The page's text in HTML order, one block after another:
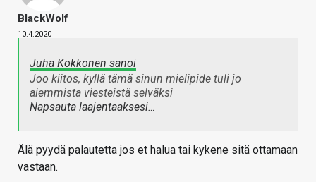
BlackWolf
10.4.2020
Juha Kokkonen sanoi
Joo kiitos, kyllä tämä sinun mielipide tuli jo
aiemmista viesteistä selväksi
Napsauta laajentaaksesi…
Älä pyydä palautetta jos et halua tai kykene sitä ottamaan
vastaan.